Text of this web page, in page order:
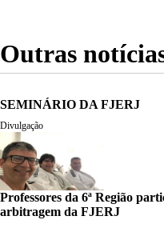
Outras
SEMINÁRIO DA FJERJ
Divulgação
Professores da 6ª Região
arbitragem da FJERJ